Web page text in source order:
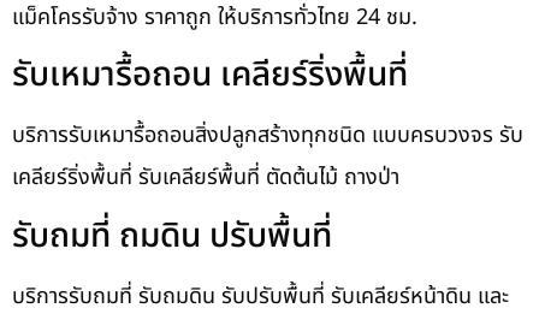
แม็คโครรับจ้าง ราคาถูก ให้บริการทั่วไทย 24 ชม.
รับเหมารื้อถอน เคลียร์ริ่งพื้นที่
บริการรับเหมารื้อถอนสิ่งปลูกสร้างทุกชนิด แบบครบวงจร รับ
เคลียร์ริ่งพื้นที่ รับเคลียร์พื้นที่ ตัดต้นไม้ ถางป่า
รับถมที่ ถมดิน ปรับพื้นที่
บริการรับถมที่ รับถมดิน รับปรับพื้นที่ รับเคลียร์หน้าดิน และ